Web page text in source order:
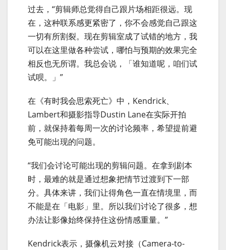
过去，“剪辑师总觉得自己跟片场相距很远。现
在，这种联系感更紧密了，你不会感觉自己跟这
一切有所割裂。现在剪辑室成了试错的地方，我
可以在这里做各种尝试，哪怕与预期的效果完全
相反也无所谓。我总会说，「谁知道呢，咱们试
试呗。」”
在《有时我会思索死亡》中，Kendrick、
Lambert和摄影指导Dustin Lane在实际开拍
前，就保持着每周一次的讨论频率，希望提前避
免可能出现的问题。
“我们会讨论可能出现的剪辑问题。在拿到剧本
时，最难的就是通过想象把情节过渡到下一部
分。具体来讲，我们让得角色一直在情境里，而
不能是在「电影」里。所以我们讨论了很多，想
办法让影像始终保持住这份情感重量。”
Kendrick表示，摄像机云对接（Camera-to-